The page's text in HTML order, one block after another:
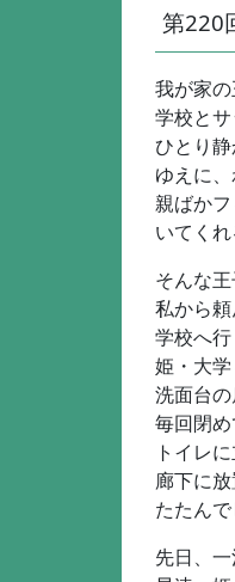
第220
我が家
学校と
ひとり静
ゆえに
親ばかフ
いてく
そんな
私から頼
学校へ行
姫・大
洗面台
毎回閉め
トイレ
廊下に
たたん
先日、